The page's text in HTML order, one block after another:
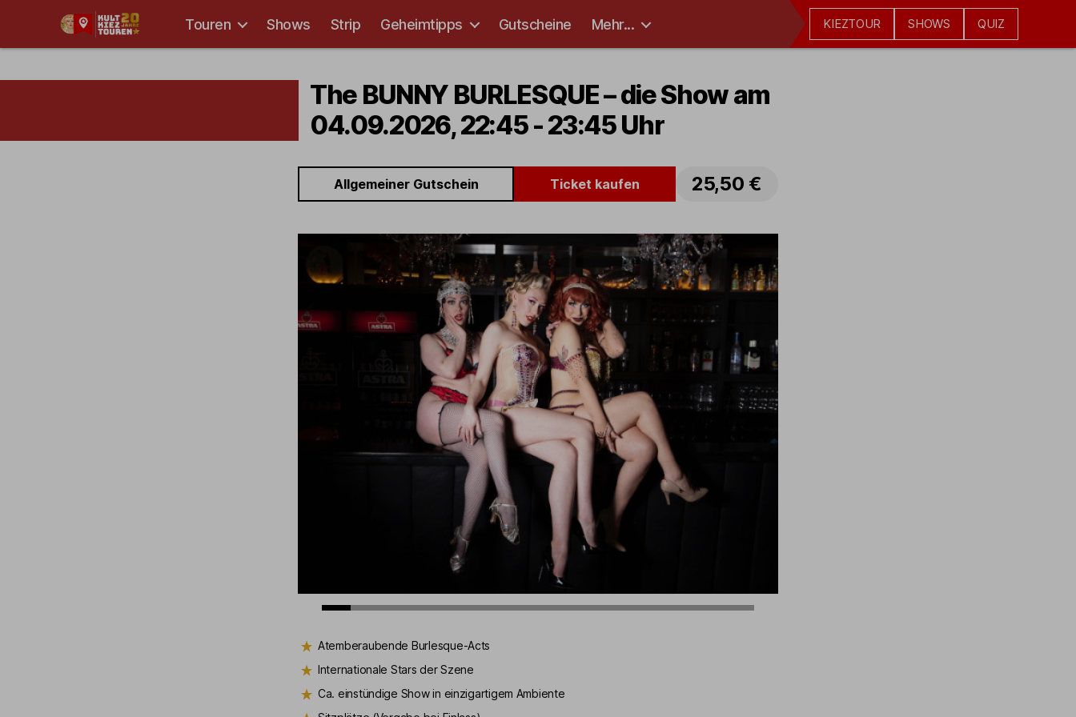
Kult-
Touren Shows Strip Geheimtipps Gutscheine Mehr... KIEZTOUR SHOWS QUIZ
The BUNNY BURLESQUE – die Show am
04.09.2026, 22:45 - 23:45 Uhr
Allgemeiner Gutschein Ticket kaufen 25,50 €
Atemberaubende Burlesque-Acts
Internationale Stars der Szene
Ca. einstündige Show in einzigartigem Ambiente